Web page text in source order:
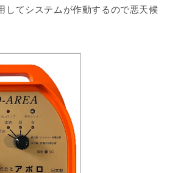
してシステムが作動するので悪天候